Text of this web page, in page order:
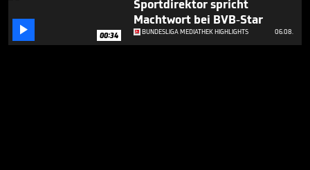
 00:34
Sportdirektor spricht
Machtwort bei BVB-Star
BUNDESLIGA MEDIATHEK HIGHLIGHTS 06.08.